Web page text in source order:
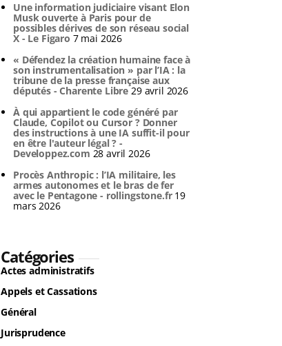
Une information judiciaire visant Elon
Musk ouverte à Paris pour de
possibles dérives de son réseau social
X - Le Figaro 7 mai 2026
« Défendez la création humaine face à
son instrumentalisation » par l’IA : la
tribune de la presse française aux
députés - Charente Libre 29 avril 2026
À qui appartient le code généré par
Claude, Copilot ou Cursor ? Donner
des instructions à une IA suffit-il pour
en être l'auteur légal ? -
Developpez.com 28 avril 2026
Procès Anthropic : l’IA militaire, les
armes autonomes et le bras de fer
avec le Pentagone - rollingstone.fr 19
mars 2026
Catégories
Actes administratifs
Appels et Cassations
Général
Jurisprudence